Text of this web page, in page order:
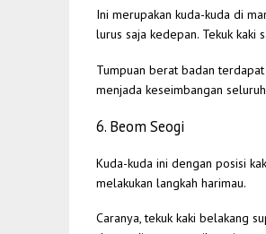
Ini merupakan kuda-kuda di
lurus saja kedepan. Tekuk
Tumpuan berat badan
menjada keseimbangan
6. Beom Seogi
Kuda-kuda ini dengan posisi
melakukan langkah harimau.
Caranya, tekuk kaki belakang